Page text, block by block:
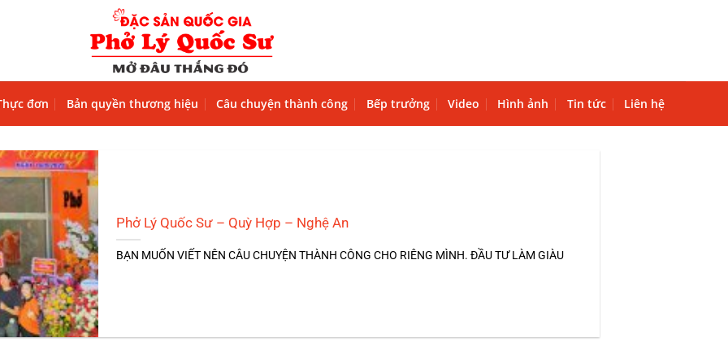
đơn Bản quyền thương hiệu Câu chuyện thành công Bếp trưởng Video Hình ảnh Tin tức Liên hệ
Phở Lý Quốc Sư – Quỳ Hợp – Nghệ An
BẠN MUỐN VIẾT NÊN CÂU CHUYỆN THÀNH CÔNG CHO RIÊNG MÌNH. ĐẦU TƯ LÀM GIÀU